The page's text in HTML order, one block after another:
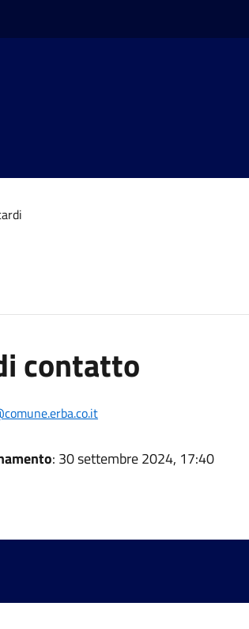
contatto
: 30 settembre 2024, 17:40